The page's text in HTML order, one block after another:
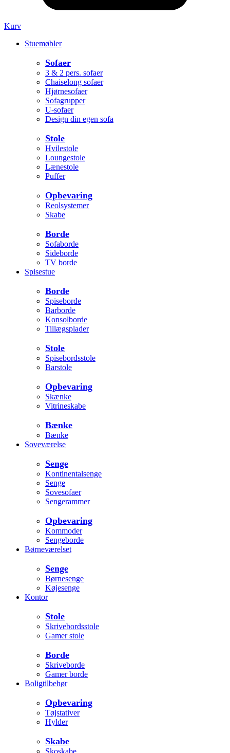
Kurv
Stuemøbler
Sofaer
3 & 2 pers. sofaer
Chaiselong sofaer
Hjørnesofaer
Sofagrupper
U-sofaer
Design din egen sofa
Stole
Hvilestole
Loungestole
Lænestole
Puffer
Opbevaring
Reolsystemer
Skabe
Borde
Sofaborde
Sideborde
TV borde
Spisestue
Borde
Spiseborde
Barborde
Konsolborde
Tillægsplader
Stole
Spisebordsstole
Barstole
Opbevaring
Skænke
Vitrineskabe
Bænke
Bænke
Soveværelse
Senge
Kontinentalsenge
Senge
Sovesofaer
Sengerammer
Opbevaring
Kommoder
Sengeborde
Børneværelset
Senge
Børnesenge
Køjesenge
Kontor
Stole
Skrivebordsstole
Gamer stole
Borde
Skriveborde
Gamer borde
Boligtilbehør
Opbevaring
Tøjstativer
Hylder
Skabe
Skoskabe